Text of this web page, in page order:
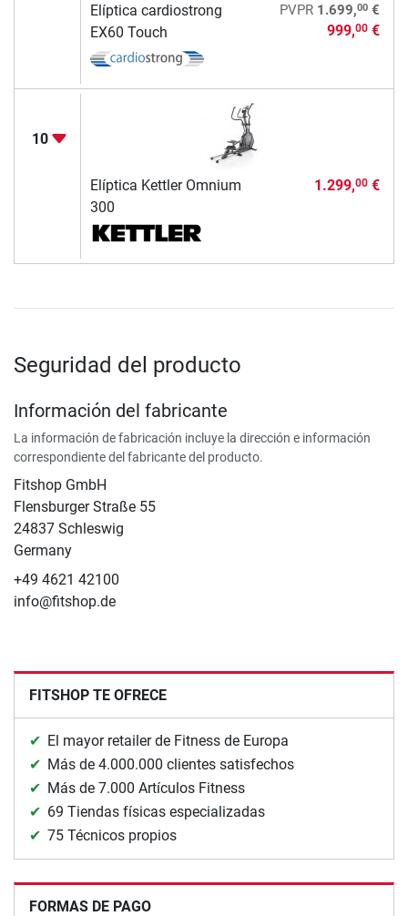
Elíptica cardiostrong
EX60 Touch
PVPR 1.699,00€
999,00€
10
Elíptica Kettler Omnium
300
1.299,00€
Seguridad del producto
Información del fabricante
La información de fabricación incluye la dirección e información
correspondiente del fabricante del producto.
Fitshop GmbH
Flensburger Straße 55
24837 Schleswig
Germany
+49 4621 42100
info@fitshop.de
FITSHOP TE OFRECE
El mayor retailer de Fitness de Europa
Más de 4.000.000 clientes satisfechos
Más de 7.000 Artículos Fitness
69 Tiendas físicas especializadas
75 Técnicos propios
FORMAS DE PAGO